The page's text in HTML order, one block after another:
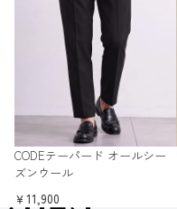
CODEテーパード オールシー
ズンウール
￥11,900